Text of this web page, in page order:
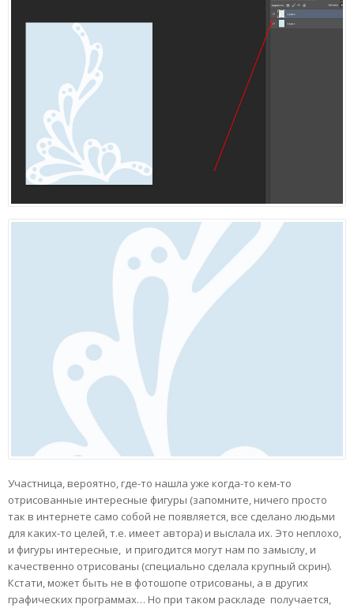
Участница, вероятно, где-то нашла уже когда-то кем-то
отрисованные интересные фигуры (запомните, ничего просто
так в интернете само собой не появляется, все сделано людьми
для каких-то целей, т.е. имеет автора) и выслала их. Это неплохо,
и фигуры интересные, и пригодится могут нам по замыслу, и
качественно отрисованы (специально сделала крупный скрин).
Кстати, может быть не в фотошопе отрисованы, а в других
графических программах… Но при таком раскладе получается,